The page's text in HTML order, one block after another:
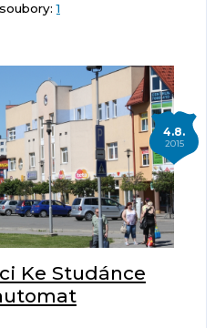
1
4.8.
2015
Ke Studánce